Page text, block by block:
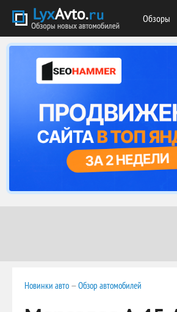
Обзоры
Новинки авто —Обзор автомобилей